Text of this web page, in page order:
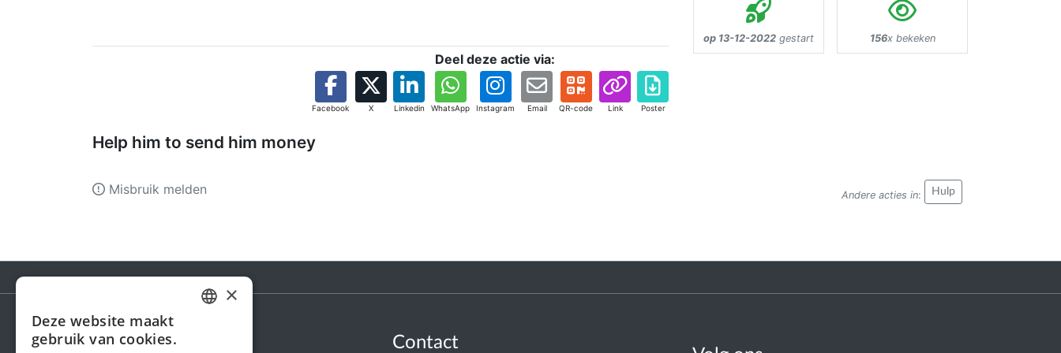
Deel deze actie via:
Facebook X Linkedin WhatsApp Instagram Email QR-code Link Poster
Help him to send him money
op 13-12-2022 gestart 156x bekeken
Andere acties in: Hulp
Misbruik melden
Steunactie Contact
×
Deze website maakt
gebruik van cookies.